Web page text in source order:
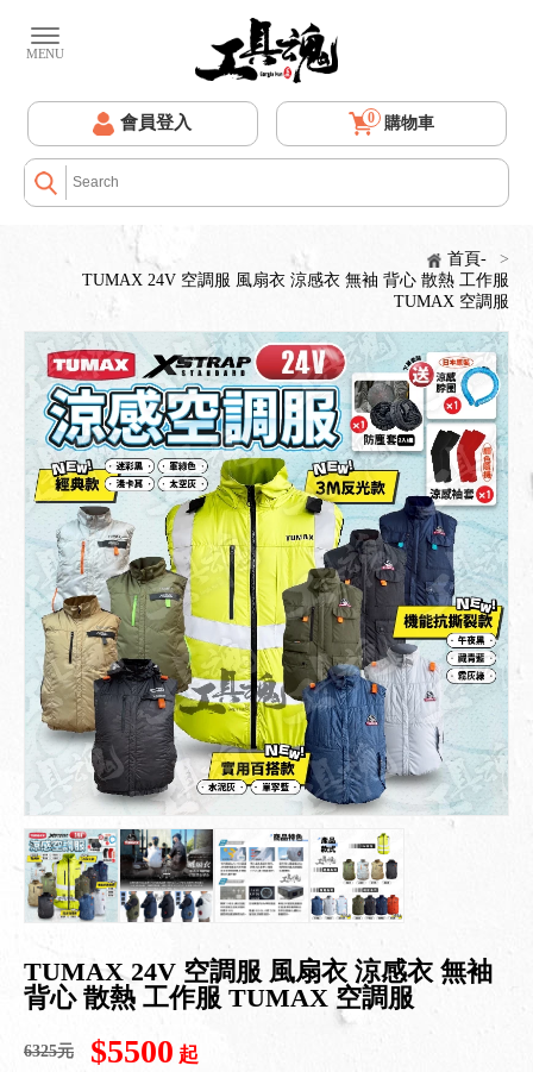
會員登入 0 購物車
首頁-
>
TUMAX 24V 空調服 風扇衣 涼感衣 無袖 背心 散熱 工作服
TUMAX 空調服
TUMAX 24V 空調服 風扇衣 涼感衣 無袖
背心 散熱 工作服 TUMAX 空調服
6325元 $5500 起